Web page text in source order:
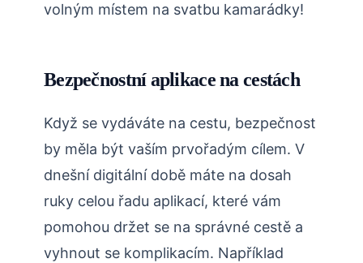
volným místem na svatbu kamarádky!
Bezpečnostní aplikace na cestách
Když se vydáváte na cestu, bezpečnost
by měla být vaším prvořadým cílem. V
dnešní digitální době máte na dosah
ruky celou řadu aplikací, které vám
pomohou držet se na správné cestě a
vyhnout se komplikacím. Například